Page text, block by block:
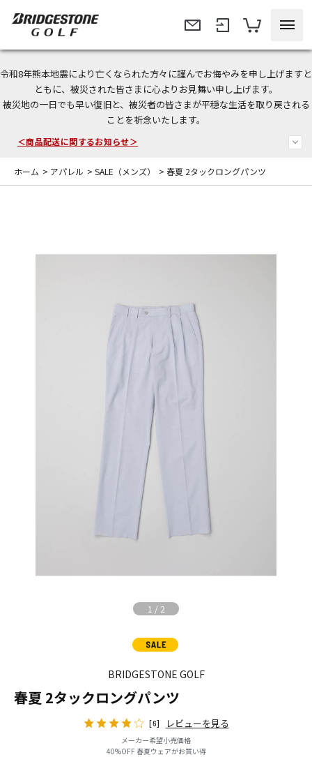
令和8年熊本地震により亡くなられた方々に謹んでお悔やみを申し上げますと
ともに、被災された皆さまに心よりお見舞い申し上げます。
被災地の一日でも早い復旧と、被災者の皆さまが平穏な生活を取り戻される
ことを祈念いたします。
今なら新規会員登録で1,000円OFFクーポンプレゼント！
＜商品配送に関するお知らせ＞
＜夏季休暇中のご注文・発送・お問い合わせ＞
ホーム > アパレル > SALE（メンズ） > 春夏 2タックロングパンツ
1 / 2
BRIDGESTONE GOLF
春夏 2タックロングパンツ
[6] レビューを見る
メーカー希望小売価格
40%OFF 春夏ウェアがお買い得